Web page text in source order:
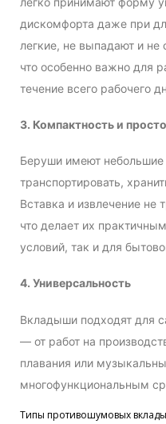
дискомфорта даже при
легкие, не выпадают и
что особенно важно для
течение всего рабочего
3. Компактность и
Беруши имеют
транспортировать,
Вставка и извлечение не
что делает их
условий, так и для
4. Универсальность
Вкладыши подходят для
— от работ на
плавания или
многофункциональным
Типы противошумовых